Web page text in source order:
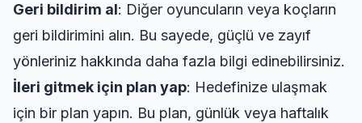
Geri bildirim al: Diğer oyuncuların veya koçların
geri bildirimini alın. Bu sayede, güçlü ve zayıf
yönleriniz hakkında daha fazla bilgi edinebilirsiniz.
İleri gitmek için plan yap: Hedefinize ulaşmak
için bir plan yapın. Bu plan, günlük veya haftalık